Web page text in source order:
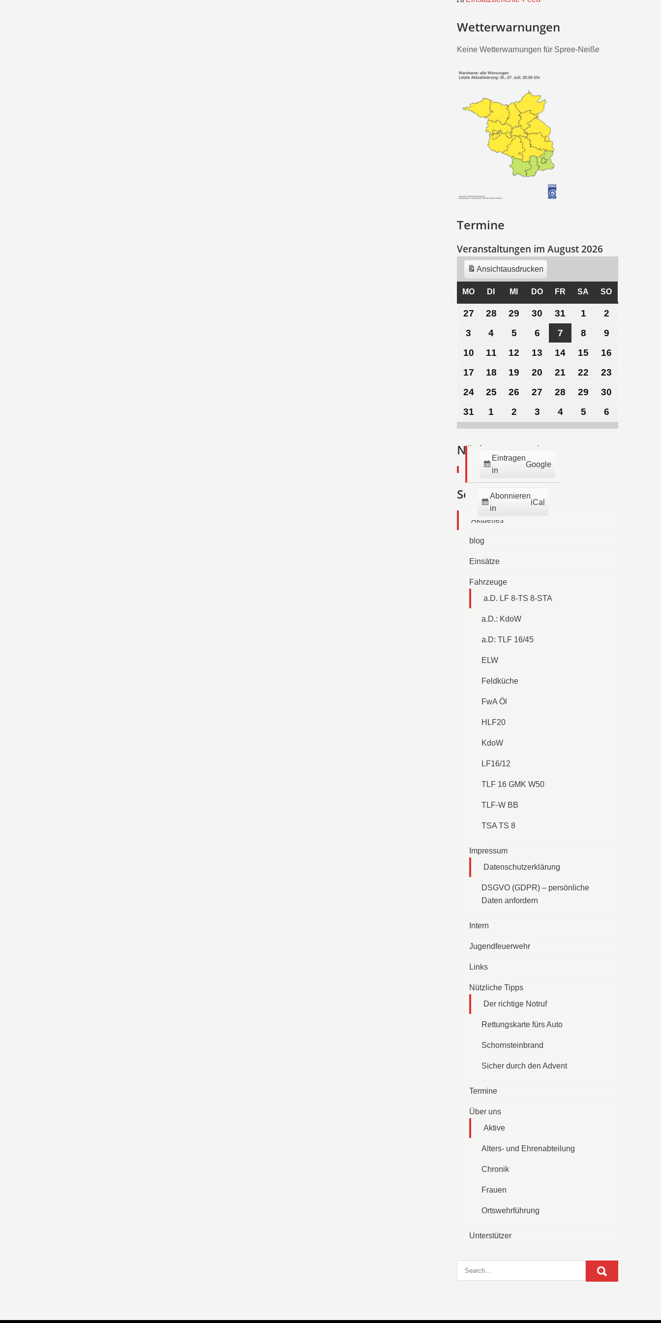
Wetterwarnungen
Keine Wetterwarnungen für Spree-Neiße
Termine
Veranstaltungen im August 2026
Ansichtausdrucken
MOMONTAG
DI DIENSTAG
MI MITTWOCH
DODONNERSTAG
FR FREITAG
SA SAMSTAG
SO
27 27.28 28.
Juli
29 29.
Juli
30 30.
Juli
2026
31
Juli
2026
1
August
2
3
August
4
August
5
August
6
August
7
August
8
August
9
August
10 10.
August
11 11.
August
12 12.
August
13 13.
August
14 14.
August
15 15.
August
16
17 17.
August
18 18.
August
19 19.
August
20 20.
August
21 21.
August
22 22.
August
23
2424.
August
2026
25 25.
August
2026
26 26.
August
2026
27 27.
August
2026
28 28.
August
2026
29 29.
August
2026
30
2026
31
August
1
September
2
September
3
September
44.
September
5
September
6
September
Eintragen
in
Google
Abonnieren
in
iCal
Nächste Termine:
Seiten
Aktuelles
blog
Einsätze
Fahrzeuge
a.D. LF 8-TS 8-STA
a.D.: KdoW
a.D: TLF 16/45
ELW
Feldküche
FwA Öl
HLF20
KdoW
LF16/12
TLF 16 GMK W50
TLF-W BB
TSA TS 8
Impressum
Datenschutzerklärung
DSGVO (GDPR) – persönliche
Daten anfordern
Intern
Jugendfeuerwehr
Links
Nützliche Tipps
Der richtige Notruf
Rettungskarte fürs Auto
Schornsteinbrand
Sicher durch den Advent
Termine
Über uns
Aktive
Alters- und Ehrenabteilung
Chronik
Frauen
Ortswehrführung
Unterstützer